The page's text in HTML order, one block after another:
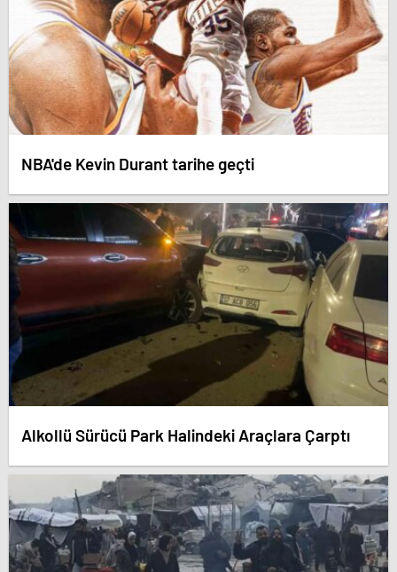
NBA'de Kevin Durant tarihe geçti
Alkollü Sürücü Park Halindeki Araçlara Çarptı